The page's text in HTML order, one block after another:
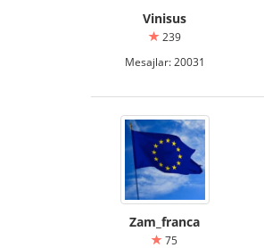
Vinisus
239
Mesajlar: 20031
Zam_franca
75